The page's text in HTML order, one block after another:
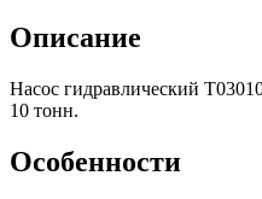
Описание
Насос гидравлический
10 тонн.
Особенности